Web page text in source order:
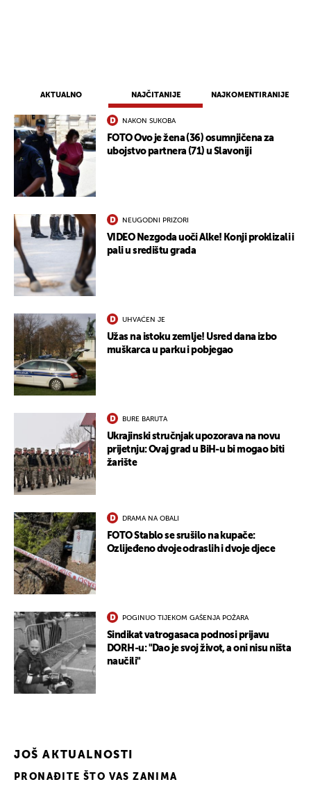
AKTUALNO NAJČITANIJE NAJKOMENTIRANIJE
NAKON SUKOBA
FOTO Ovo je žena (36) osumnjičena za
ubojstvo partnera (71) u Slavoniji
NEUGODNI PRIZORI
VIDEO Nezgoda uoči Alke! Konji proklizali i
pali u središtu grada
UHVAĆEN JE
Užas na istoku zemlje! Usred dana izbo
muškarca u parku i pobjegao
BURE BARUTA
Ukrajinski stručnjak upozorava na novu
prijetnju: Ovaj grad u BiH-u bi mogao biti
žarište
DRAMA NA OBALI
FOTO Stablo se srušilo na kupače:
Ozlijeđeno dvoje odraslih i dvoje djece
POGINUO TIJEKOM GAŠENJA POŽARA
Sindikat vatrogasaca podnosi prijavu
DORH-u: "Dao je svoj život, a oni nisu ništa
naučili"
JOŠ AKTUALNOSTI
PRONAĐITE ŠTO VAS ZANIMA